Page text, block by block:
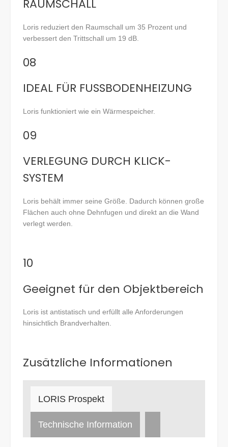
RAUMSCHALL
Loris reduziert den Raumschall um 35 Prozent und
verbessert den Trittschall um 19 dB.
08
IDEAL FÜR FUSSBODENHEIZUNG
Loris funktioniert wie ein Wärmespeicher.
09
VERLEGUNG DURCH KLICK-
SYSTEM
Loris behält immer seine Größe. Dadurch können große
Flächen auch ohne Dehnfugen und direkt an die Wand
verlegt werden.
10
Geeignet für den Objektbereich
Loris ist antistatisch und erfüllt alle Anforderungen
hinsichtlich Brandverhalten.
Zusätzliche Informationen
LORIS Prospekt
Technische Information